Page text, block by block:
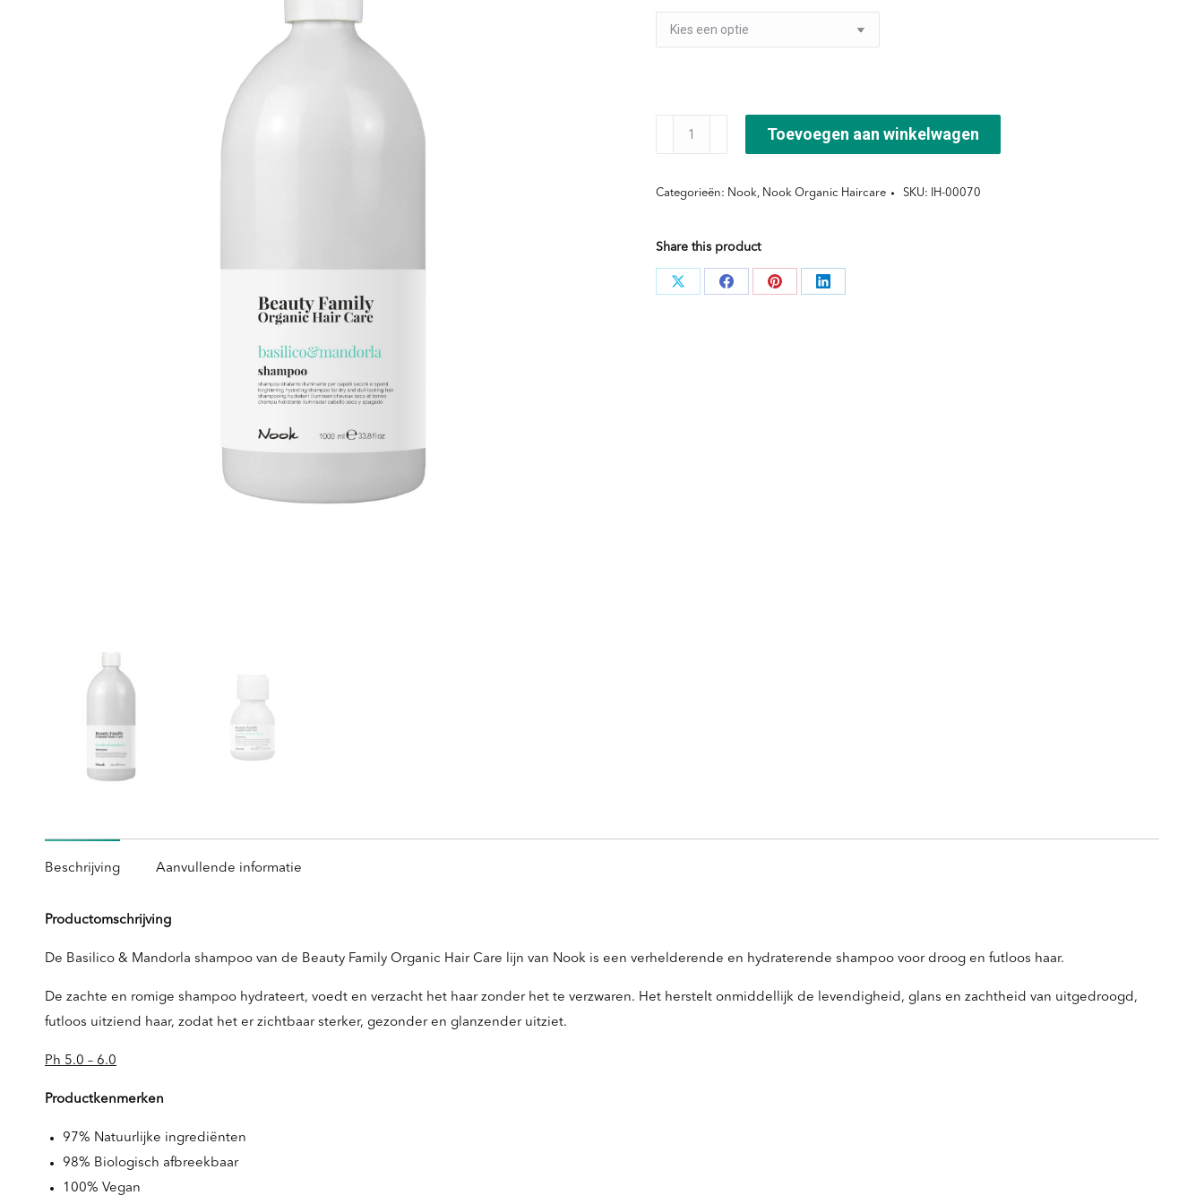
Basilico
Shampoo
Toevoegen aan winkelwagen
Categorieën: Nook, Nook Organic Haircare SKU: IH-00070
Share this product
Deel
Deel
Deel
Deel
Beschrijving Aanvullende informatie
Productomschrijving
De Basilico & Mandorla shampoo van de Beauty Family Organic Hair Care lijn van Nook is een verhelderende en hydraterende shampoo voor droog en futloos haar.
De zachte en romige shampoo hydrateert, voedt en verzacht het haar zonder het te verzwaren. Het herstelt onmiddellijk de levendigheid, glans en zachtheid van uitgedroogd,
futloos uitziend haar, zodat het er zichtbaar sterker, gezonder en glanzender uitziet.
Ph 5.0 – 6.0
Productkenmerken
97% Natuurlijke ingrediënten
98% Biologisch afbreekbaar
100% Vegan